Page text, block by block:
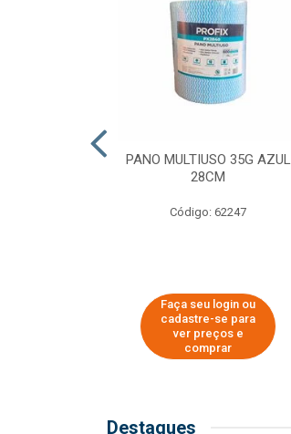
PANO MULTIUSO 35G AZUL
28CM
Código: 62247
Faça seu login ou
cadastre-se para
ver preços e
comprar
Destaques